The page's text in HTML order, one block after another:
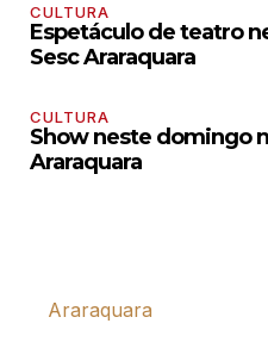
CULTURA
Espetáculo de teatro
Sesc Araraquara
CULTURA
Show neste domingo
Araraquara
Araraquara